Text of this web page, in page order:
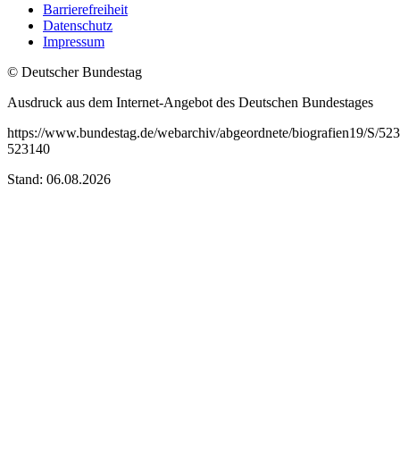
Barrierefreiheit
Datenschutz
Impressum
© Deutscher Bundestag
Ausdruck aus dem Internet-Angebot des Deutschen Bundestages
https://www.bundestag.de/webarchiv/abgeordnete/biografien19/S/
523140
Stand: 06.08.2026